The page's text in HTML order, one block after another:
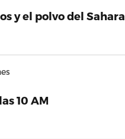
y el polvo del Sahara
10 AM